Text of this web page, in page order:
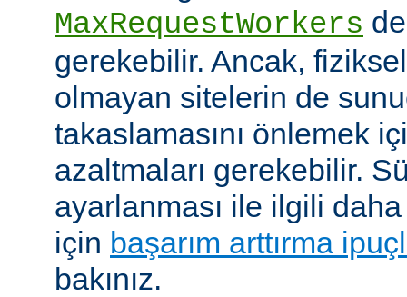
MaxRequestWorkers
gerekebilir. Ancak,
olmayan sitelerin de
takaslamasını önlemek
azaltmaları gerekebilir.
ayarlanması ile ilgili
için başarım arttırma
bakınız.